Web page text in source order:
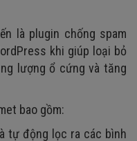
là plugin chống spam
khi giúp loại bỏ
lượng ổ cứng và tăng
bao gồm:
tự động lọc ra các bình